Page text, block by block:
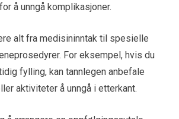
å unngå komplikasjoner.
alt fra medisininntak til spesielle
For eksempel, hvis du
fylling, kan tannlegen anbefale
aktiviteter å unngå i etterkant.